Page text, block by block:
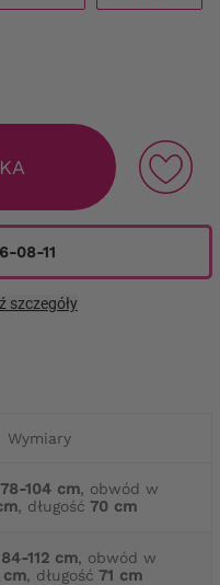
08-11
szczegóły
Wymiary
78-104 cm, obwód w
, długość 70 cm
84-112 cm, obwód w
cm, długość 71 cm